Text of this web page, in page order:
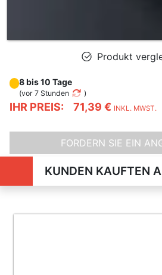
Produkt
IHR PREIS: 71,39 € INKL. MWST.
8 bis 10 Tage
(vor 7 Stunden )
FORDERN SIE EIN
KUNDEN KAUFTEN